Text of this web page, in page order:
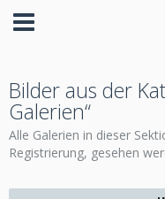
Bilder aus der
Galerien“
Alle Galerien in dieser
Registrierung, gesehen